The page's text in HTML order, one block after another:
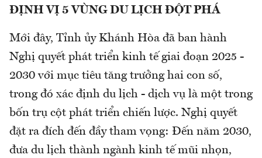
ĐỊNH VỊ 5 VÙNG DU LỊCH ĐỘT PHÁ
Mới đây, Tỉnh ủy Khánh Hòa đã ban hành
Nghị quyết phát triển kinh tế giai đoạn 2025 -
2030 với mục tiêu tăng trưởng hai con số,
trong đó xác định du lịch - dịch vụ là một trong
bốn trụ cột phát triển chiến lược. Nghị quyết
đặt ra đích đến đầy tham vọng: Đến năm 2030,
đưa du lịch thành ngành kinh tế mũi nhọn,